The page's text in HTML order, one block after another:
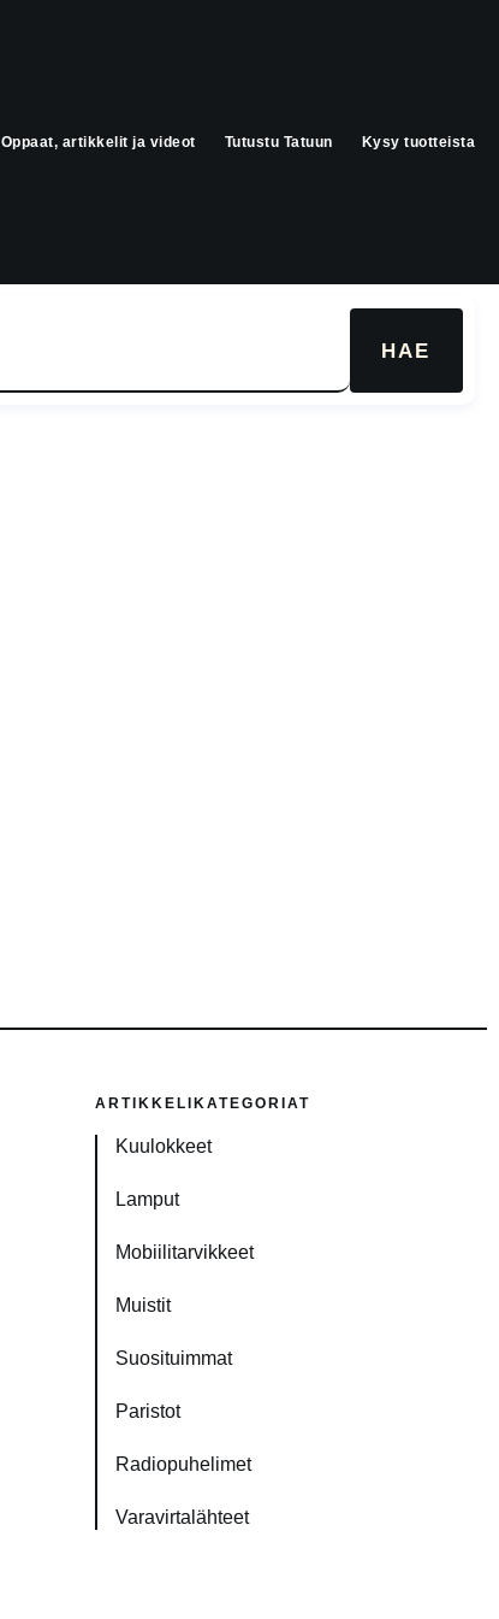
Oppaat, artikkelit ja videot Tutustu Tatuun Kysy tuotteista
HAE
ARTIKKELIKATEGORIAT
Kuulokkeet
Lamput
Mobiilitarvikkeet
Muistit
Suosituimmat
Paristot
Radiopuhelimet
Varavirtalähteet